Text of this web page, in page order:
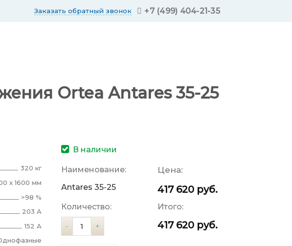
Заказать обратный звонок +7 (499) 404-21-35
Ortea Antares 35-25
320 кг
x 1600 мм
>98 %
203 А
152 А
В наличии
Наименование:
Antares 35-25
Цена:
417 620 руб.
Количество:
Количество
Итого:
417 620 руб.